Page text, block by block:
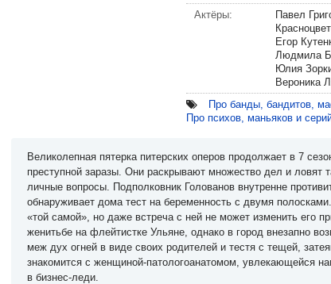
Актёры:
Павел
Егор
Людмила
Юлия
Вероника
Про банды, бандитов,
Про психов, маньяков и
Великолепная пятерка питерских оперов продолжает в 7
преступной заразы. Они раскрывают множество дел и ловят
личные вопросы. Подполковник Голованов внутренне
обнаруживает дома тест на беременность с двумя
«той самой», но даже встреча с ней не может изменить его
женитьбе на флейтистке Ульяне, однако в город внезапно
меж дух огней в виде своих родителей и тестя с тещей,
знакомится с женщиной-патологоанатомом, увлекающейся
в бизнес-леди.